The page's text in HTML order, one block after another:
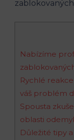
Nabízíme
Rychlé
váš problém
Spousta
oblasti
Důležité tipy